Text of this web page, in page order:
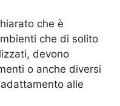
che è
che di solito
devono
o anche diversi
alle